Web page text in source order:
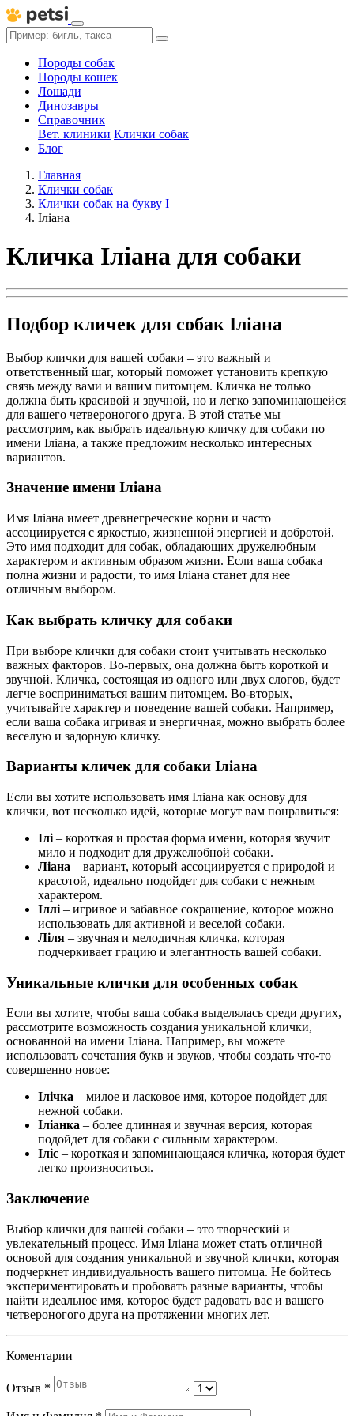
Породы собак
Породы кошек
Лошади
Динозавры
Справочник
Вет. клиники Клички собак
Блог
Главная
Клички собак
Клички собак на букву І
Іліана
Кличка Іліана для собаки
Подбор кличек для собак Іліана
Выбор клички для вашей собаки – это важный и
ответственный шаг, который поможет установить крепкую
связь между вами и вашим питомцем. Кличка не только
должна быть красивой и звучной, но и легко запоминающейся
для вашего четвероногого друга. В этой статье мы
рассмотрим, как выбрать идеальную кличку для собаки по
имени Іліана, а также предложим несколько интересных
вариантов.
Значение имени Іліана
Имя Іліана имеет древнегреческие корни и часто
ассоциируется с яркостью, жизненной энергией и добротой.
Это имя подходит для собак, обладающих дружелюбным
характером и активным образом жизни. Если ваша собака
полна жизни и радости, то имя Іліана станет для нее
отличным выбором.
Как выбрать кличку для собаки
При выборе клички для собаки стоит учитывать несколько
важных факторов. Во-первых, она должна быть короткой и
звучной. Кличка, состоящая из одного или двух слогов, будет
легче восприниматься вашим питомцем. Во-вторых,
учитывайте характер и поведение вашей собаки. Например,
если ваша собака игривая и энергичная, можно выбрать более
веселую и задорную кличку.
Варианты кличек для собаки Іліана
Если вы хотите использовать имя Іліана как основу для
клички, вот несколько идей, которые могут вам понравиться:
Ілі – короткая и простая форма имени, которая звучит
мило и подходит для дружелюбной собаки.
Ліана – вариант, который ассоциируется с природой и
красотой, идеально подойдет для собаки с нежным
характером.
Іллі – игривое и забавное сокращение, которое можно
использовать для активной и веселой собаки.
Ліля – звучная и мелодичная кличка, которая
подчеркивает грацию и элегантность вашей собаки.
Уникальные клички для особенных собак
Если вы хотите, чтобы ваша собака выделялась среди других,
рассмотрите возможность создания уникальной клички,
основанной на имени Іліана. Например, вы можете
использовать сочетания букв и звуков, чтобы создать что-то
совершенно новое:
Ілічка – милое и ласковое имя, которое подойдет для
нежной собаки.
Іліанка – более длинная и звучная версия, которая
подойдет для собаки с сильным характером.
Іліс – короткая и запоминающаяся кличка, которая будет
легко произноситься.
Заключение
Выбор клички для вашей собаки – это творческий и
увлекательный процесс. Имя Іліана может стать отличной
основой для создания уникальной и звучной клички, которая
подчеркнет индивидуальность вашего питомца. Не бойтесь
экспериментировать и пробовать разные варианты, чтобы
найти идеальное имя, которое будет радовать вас и вашего
четвероногого друга на протяжении многих лет.
Коментарии
Отзыв *